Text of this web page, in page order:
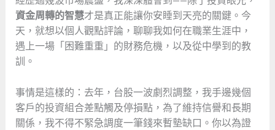
資金周轉的智慧才是真正能讓你安睡到天亮的關鍵。今
天，就想以個人觀點評論，聊聊我如何在職業生涯中，
遇上一場「困難重重」的財務危機，以及從中學到的教
訓。
事情是這樣的：去年，台股一波劇烈調整，我手邊幾個
客戶的投資組合差點觸及停損點，為了維持信譽和長期
關係，我不得不緊急調度一筆錢來暫墊缺口。你以為證